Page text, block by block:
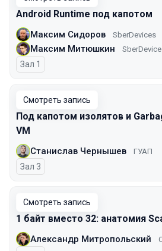
Android Runtime под капотом
Максим Сидоров SberDevices
Максим Митюшкин
Зал 1
Смотреть запись
Под капотом изолятов и
VM
Станислав Чернышев ГУАП
Зал 3
Смотреть запись
1 байт вместо 32: анатомия
Александр Митропольский